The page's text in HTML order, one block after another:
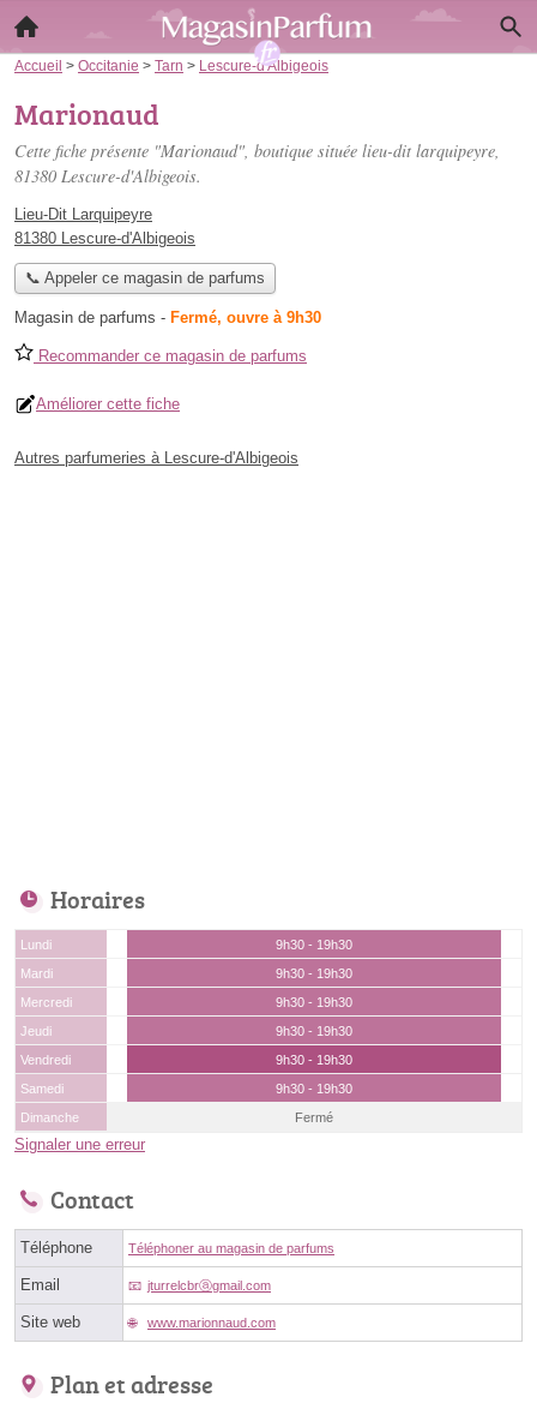
Accueil > Occitanie > Tarn > Lescure-d'Albigeois
Marionaud
Cette fiche présente "Marionaud", boutique située lieu-dit larquipeyre,
81380 Lescure-d'Albigeois.
Lieu-Dit Larquipeyre
81380 Lescure-d'Albigeois
📞 Appeler ce magasin de parfums
Magasin de parfums - Fermé, ouvre à 9h30
Recommander ce magasin de parfums
Améliorer cette fiche
Autres parfumeries à Lescure-d'Albigeois
Horaires
Lundi
9h30 - 19h30
Mardi
9h30 - 19h30
Mercredi
9h30 - 19h30
Jeudi
9h30 - 19h30
Vendredi
9h30 - 19h30
Samedi
9h30 - 19h30
Dimanche
Fermé
Signaler une erreur
Contact
Téléphone Téléphoner au magasin de parfums
Email jturrelcbrⓐgmail.com
Site web www.marionnaud.com
Plan et adresse